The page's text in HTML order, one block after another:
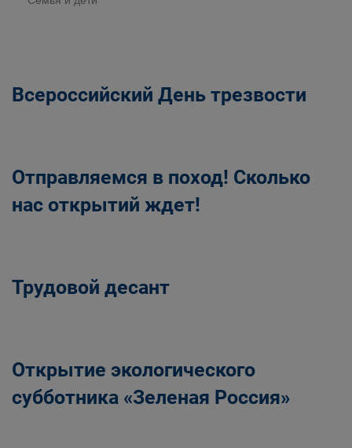
Всероссийский День трезвости
Отправляемся в поход! Сколько
нас открытий ждет!
Трудовой десант
Открытие экологического
субботника «Зеленая Россия»